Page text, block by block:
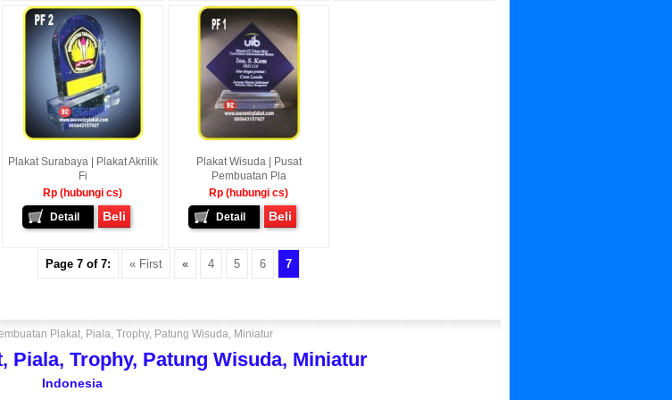
Plakat Surabaya | Plakat Akrilik
Fi
Rp (hubungi cs)
Detail
Beli
Plakat Wisuda | Pusat
Pembuatan Pla
Rp (hubungi cs)
Detail
Beli
Page 7 of 7: « First « 4 5 6 7
Plakat, Piala, Trophy, Patung Wisuda, Miniatur
Piala, Trophy, Patung Wisuda, Miniatur
Indonesia